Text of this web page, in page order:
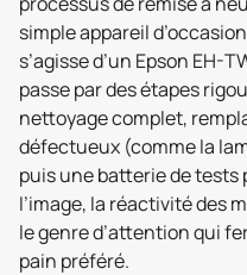
simple appareil
s’agisse d’un Epson EH-
passe par des étapes
nettoyage complet,
défectueux (comme la
puis une batterie de
l’image, la réactivité des
le genre d’attention qui
pain préféré.